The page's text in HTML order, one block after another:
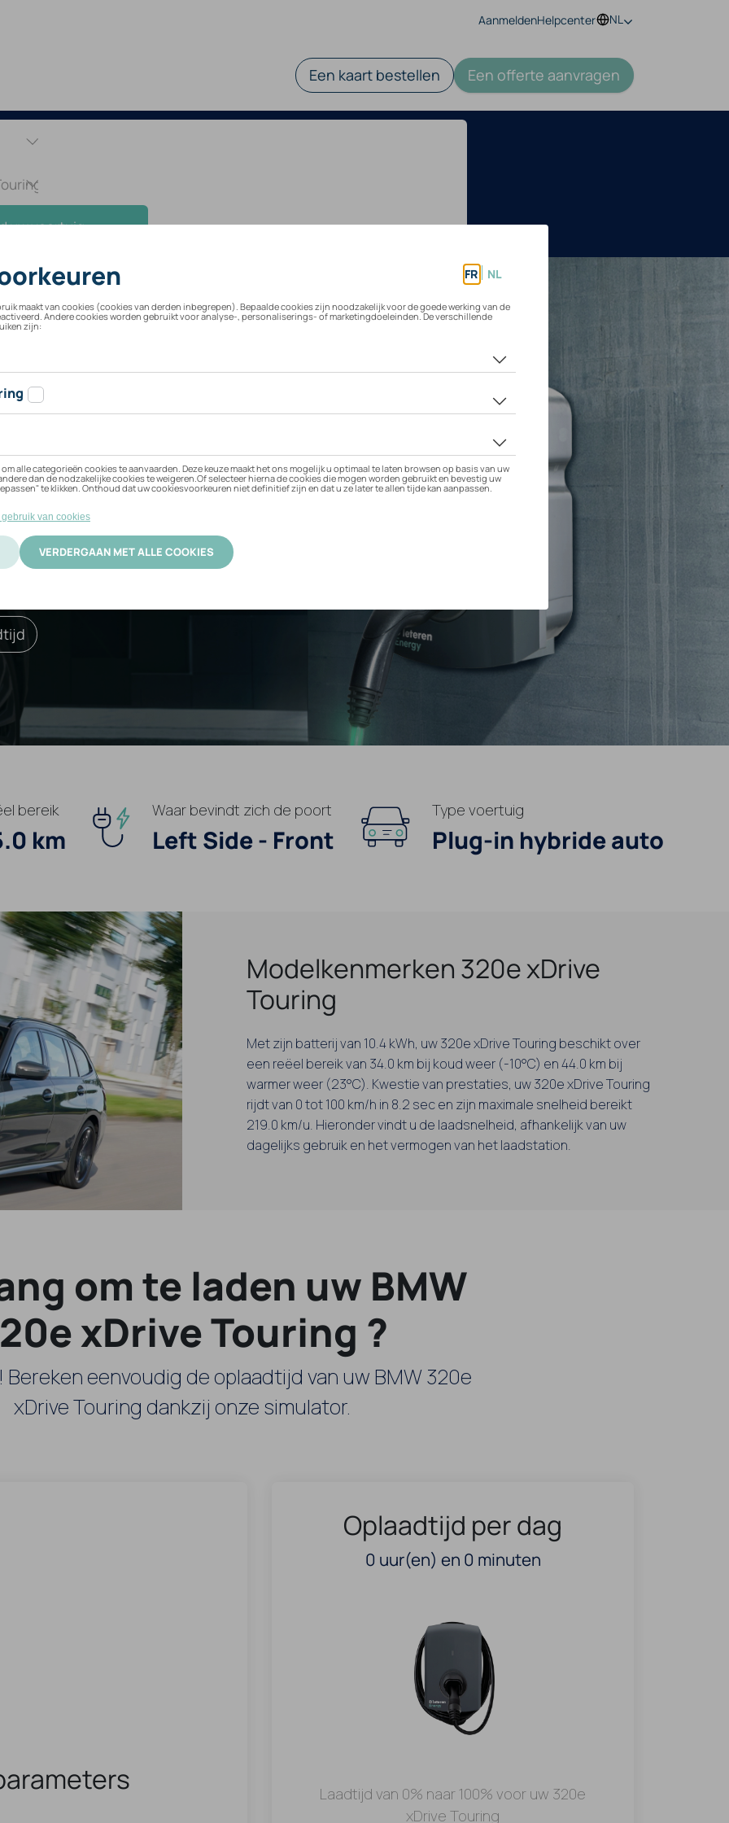
AanmeldenHelpcenter NL
Een kaart bestellen Een offerte aanvragen
uw voertuig
320e xDrive Touring
beste bij uw elektrische
Activatie
bereik
km
Waar bevindt zich de poort
Left Side - Front
Type voertuig
Plug-in hybride auto
Modelkenmerken 320e xDrive
Touring
Met zijn batterij van 10.4 kWh, uw 320e xDrive Touring beschikt over
een reëel bereik van 34.0 km bij koud weer (-10°C) en 44.0 km bij
warmer weer (23°C). Kwestie van prestaties, uw 320e xDrive Touring
rijdt van 0 tot 100 km/h in 8.2 sec en zijn maximale snelheid bereikt
219.0 km/u. Hieronder vindt u de laadsnelheid, afhankelijk van uw
dagelijks gebruik en het vermogen van het laadstation.
om te laden uw BMW
xDrive Touring ?
eenvoudig de oplaadtijd van uw BMW 320e
xDrive Touring dankzij onze simulator.
Oplaadtijd per dag
0 uur(en) en 0 minuten
Laadtijd van 0% naar 100% voor uw 320e
xDrive Touring